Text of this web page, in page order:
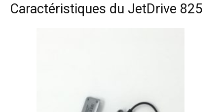
Caractéristiques du JetDrive 825